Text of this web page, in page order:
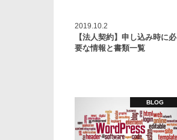
2019.10.2
【法人契約】申し込み時に必
要な情報と書類一覧
BLOG